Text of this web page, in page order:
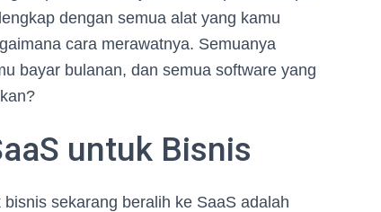
dengan semua alat yang kamu
cara merawatnya. Semuanya
bayar bulanan, dan semua software yang
untuk Bisnis
sekarang beralih ke SaaS adalah